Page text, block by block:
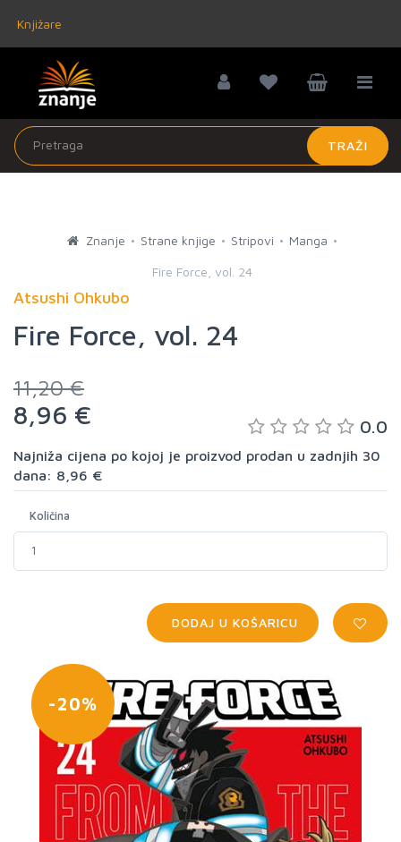
Knjižare
TRAŽI
Znanje Strane knjige Stripovi Manga
Fire Force, vol. 24
Atsushi Ohkubo
Fire Force, vol. 24
11,20 €
8,96 € 0.0
Najniža cijena po kojoj je proizvod prodan u zadnjih 30
dana: 8,96 €
Količina
DODAJ U KOŠARICU
-20%